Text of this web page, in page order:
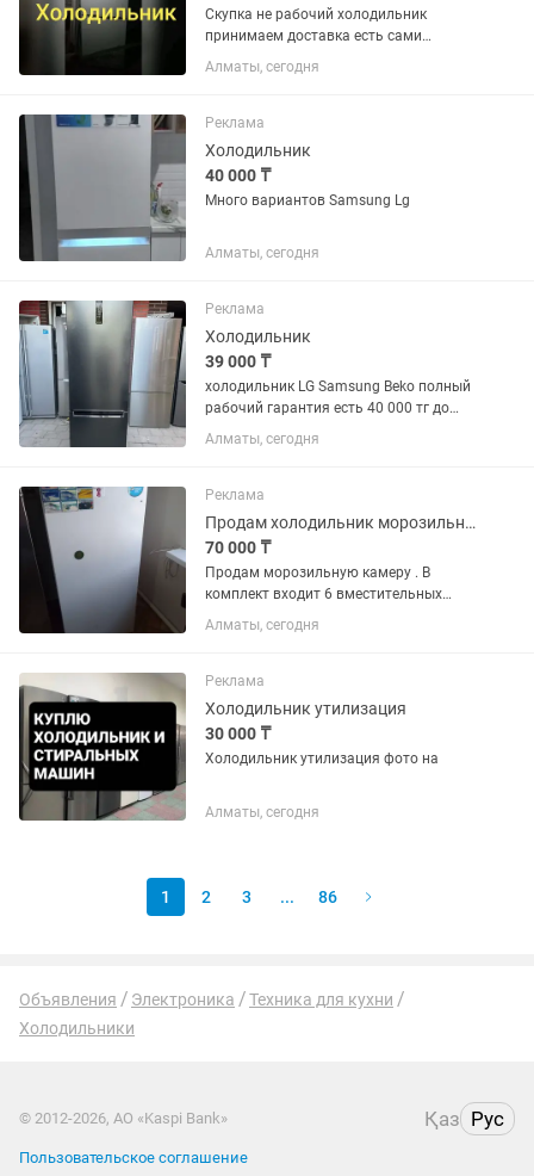
Скупка не рабочий холодильник
принимаем доставка есть сами
забирём
Алматы, сегодня
Реклама
Холодильник
40 000 ₸
Много вариантов Samsung Lg
Алматы, сегодня
Реклама
Холодильник
39 000 ₸
холодильник LG Samsung Beko полный
рабочий гарантия есть 40 000 тг до
150 000 тг много сразу
Алматы, сегодня
Реклама
Продам холодильник морозильник
70 000 ₸
Продам морозильную камеру . В
комплект входит 6 вместительных
пластиковых контейнеров.
Температура охлаждения и заморозки
Алматы, сегодня
Реклама
Холодильник утилизация
30 000 ₸
Холодильник утилизация фото на
Алматы, сегодня
1 2 3 ... 86
Объявления Электроника
Техника для кухни
Холодильники
© 2012-2026, АО «Kaspi Bank» Қаз Рус
Пользовательское соглашение